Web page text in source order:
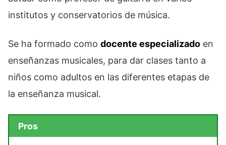
institutos y conservatorios de música.
Se ha formado como docente especializado en
enseñanzas musicales, para dar clases tanto a
niños como adultos en las diferentes etapas de
la enseñanza musical.
Pros